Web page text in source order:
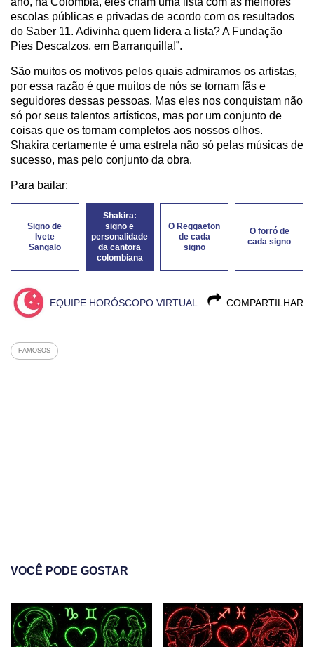
escolas públicas e privadas de acordo com os resultados
do Saber 11. Adivinha quem lidera a lista? A Fundação
Pies Descalzos, em Barranquilla!”.
São muitos os motivos pelos quais admiramos os artistas,
por essa razão é que muitos de nós se tornam fãs e
seguidores dessas pessoas. Mas eles nos conquistam não
só por seus talentos artísticos, mas por um conjunto de
coisas que os tornam completos aos nossos olhos.
Shakira certamente é uma estrela não só pelas músicas de
sucesso, mas pelo conjunto da obra.
Para bailar:
Signo de
Ivete
Sangalo
Shakira:
signo e
personalidade
da cantora
colombiana
O Reggaeton
de cada
signo
O forró de
cada signo
COMPARTILHAR
EQUIPE HORÓSCOPO VIRTUAL
FAMOSOS
VOCÊ PODE GOSTAR